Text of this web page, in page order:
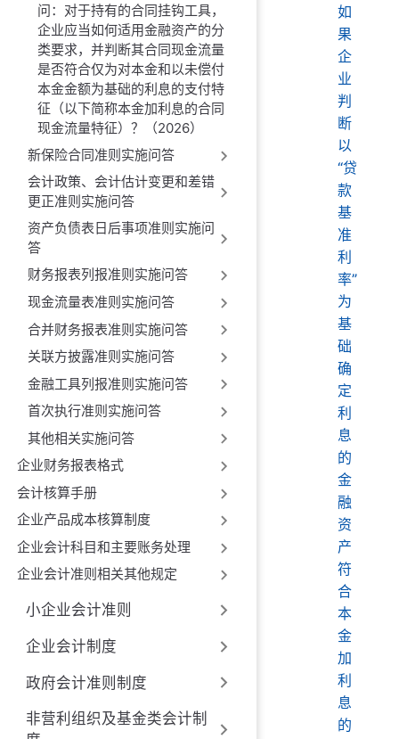
问：对于持有的合同挂钩工具，
企业应当如何适用金融资产的分
类要求，并判断其合同现金流量
是否符合仅为对本金和以未偿付
本金金额为基础的利息的支付特
征（以下简称本金加利息的合同
现金流量特征）？（2026）
新保险合同准则实施问答
会计政策、会计估计变更和差错
更正准则实施问答
资产负债表日后事项准则实施问
答
财务报表列报准则实施问答
现金流量表准则实施问答
合并财务报表准则实施问答
关联方披露准则实施问答
金融工具列报准则实施问答
首次执行准则实施问答
其他相关实施问答
企业财务报表格式
会计核算手册
企业产品成本核算制度
企业会计科目和主要账务处理
企业会计准则相关其他规定
小企业会计准则
企业会计制度
政府会计准则制度
非营利组织及基金类会计制
如
果
企
业
判
断
以
“贷
款
基
准
利
率”
为
基
础
确
定
利
息
的
金
融
资
产
符
合
本
金
加
利
息
的